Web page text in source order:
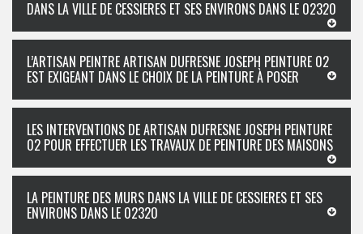
DANS LA VILLE DE CESSIERES ET SES ENVIRONS DANS LE 02320
L’ARTISAN PEINTRE ARTISAN DUFRESNE JOSEPH PEINTURE 02
EST EXIGEANT DANS LE CHOIX DE LA PEINTURE À POSER
LES INTERVENTIONS DE ARTISAN DUFRESNE JOSEPH PEINTURE
02 POUR EFFECTUER LES TRAVAUX DE PEINTURE DES MAISONS
LA PEINTURE DES MURS DANS LA VILLE DE CESSIERES ET SES
ENVIRONS DANS LE 02320